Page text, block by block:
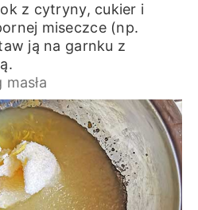
z cytryny, cukier i
miseczce (np.
ją na garnku z
masła